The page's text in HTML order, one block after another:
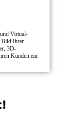
Virtual-
Bild Ihrer
3D-
Kunden ein